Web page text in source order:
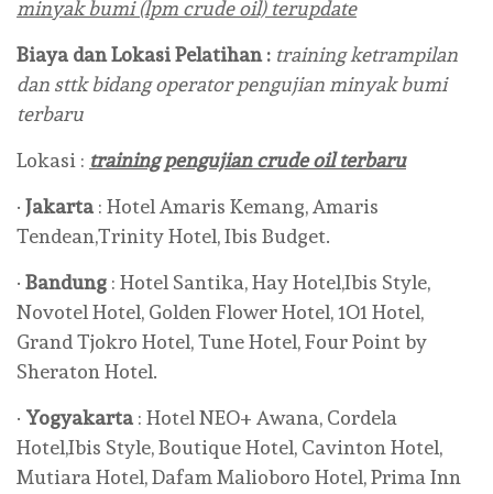
minyak bumi (lpm crude oil) terupdate
Biaya dan Lokasi Pelatihan : training ketrampilan
dan sttk bidang operator pengujian minyak bumi
terbaru
Lokasi : training pengujian crude oil terbaru
· Jakarta : Hotel Amaris Kemang, Amaris
Tendean,Trinity Hotel, Ibis Budget.
· Bandung : Hotel Santika, Hay Hotel,Ibis Style,
Novotel Hotel, Golden Flower Hotel, 1O1 Hotel,
Grand Tjokro Hotel, Tune Hotel, Four Point by
Sheraton Hotel.
· Yogyakarta : Hotel NEO+ Awana, Cordela
Hotel,Ibis Style, Boutique Hotel, Cavinton Hotel,
Mutiara Hotel, Dafam Malioboro Hotel, Prima Inn